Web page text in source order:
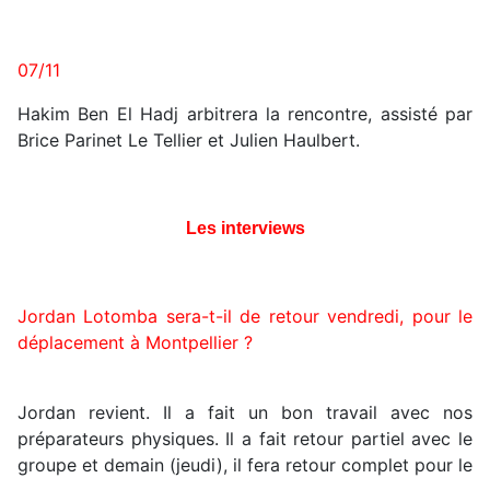
07/11
Hakim Ben El Hadj arbitrera la rencontre, assisté par
Brice Parinet Le Tellier et Julien Haulbert.
Les interviews
Jordan Lotomba sera-t-il de retour vendredi, pour le
déplacement à Montpellier ?
Jordan revient. Il a fait un bon travail avec nos
préparateurs physiques. Il a fait retour partiel avec le
groupe et demain (jeudi), il fera retour complet pour le